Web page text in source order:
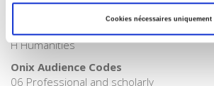
Cookies nécessaires uniquement
POL000000 POLITICAL SCIENCE
BIC subject category (UK)
H Humanities
Onix Audience Codes
06 Professional and scholarly